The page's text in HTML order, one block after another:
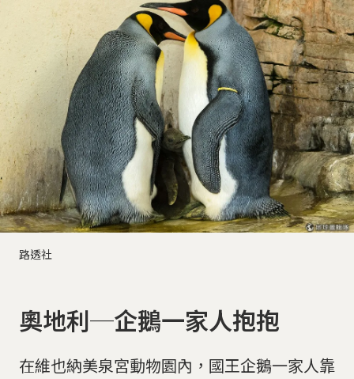
路透社
奧地利─企鵝一家人抱抱
在維也納美泉宮動物園內，國王企鵝一家人靠